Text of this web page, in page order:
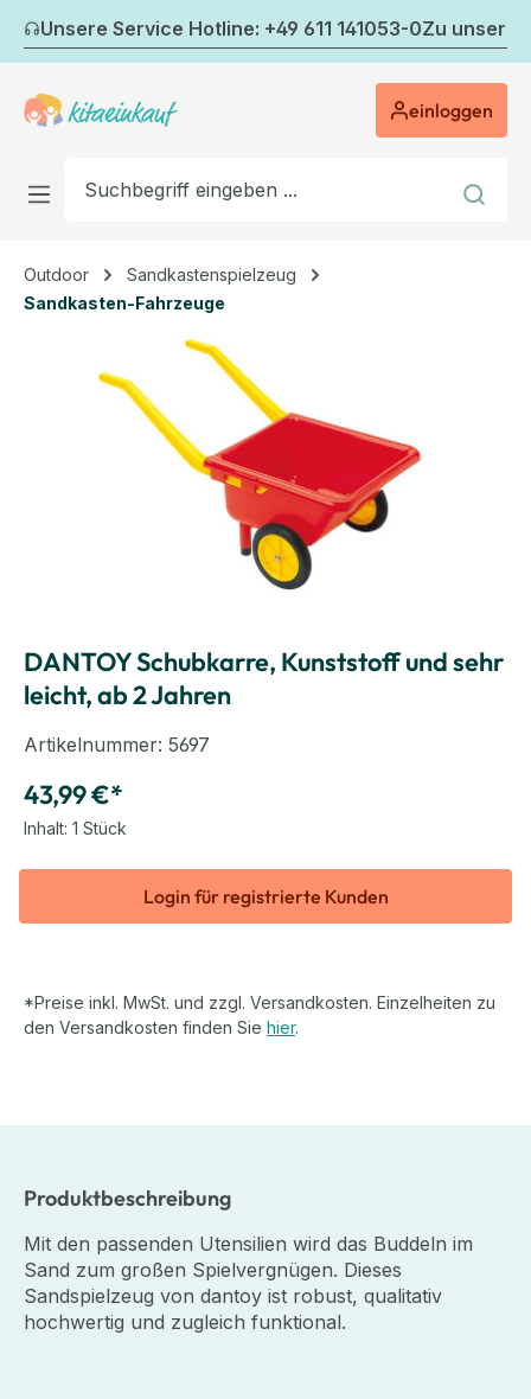
Zum Hauptinhalt springen
Unsere Service Hotline: +49 611 141053-0Zu
einloggen
Outdoor
Sandkastenspielzeug
Sandkasten-Fahrzeuge
Bildergalerie überspringen
DANTOY Schubkarre, Kunststoff und sehr
leicht, ab 2 Jahren
Artikelnummer: 5697
43,99 €*
Inhalt: 1 Stück
Login für registrierte Kunden
*Preise inkl. MwSt. und zzgl. Versandkosten. Einzelheiten zu
den Versandkosten finden Sie hier.
Produktbeschreibung
Mit den passenden Utensilien wird das Buddeln im
Sand zum großen Spielvergnügen. Dieses
Sandspielzeug von dantoy ist robust, qualitativ
hochwertig und zugleich funktional.